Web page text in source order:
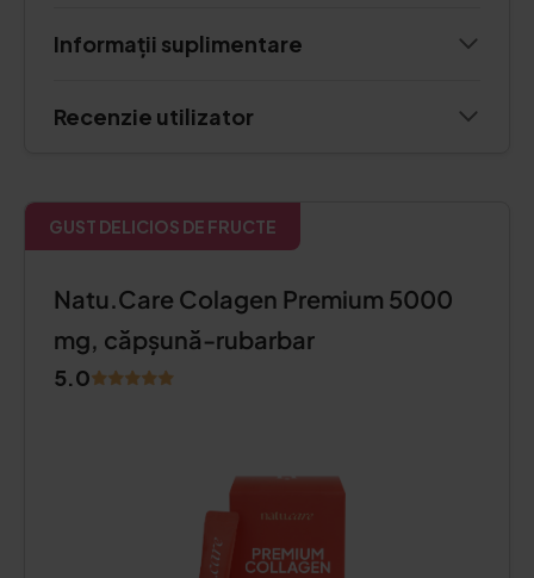
Informații suplimentare
Recenzie utilizator
GUST DELICIOS DE FRUCTE
Natu.Care Colagen Premium 5000
mg, căpșună-rubarbar
5.0